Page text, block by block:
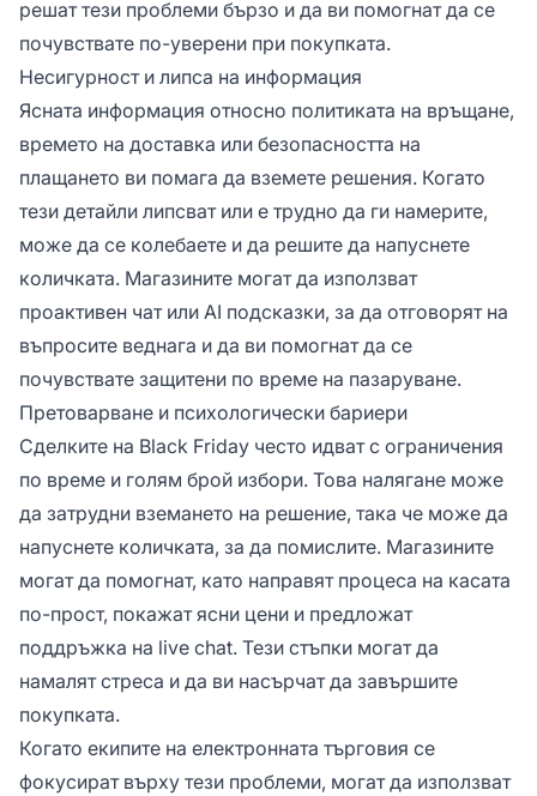
решат тези проблеми бързо и да ви помогнат да се
почувствате по-уверени при покупката.
Несигурност и липса на информация
Ясната информация относно политиката на връщане,
времето на доставка или безопасността на
плащането ви помага да вземете решения. Когато
тези детайли липсват или е трудно да ги намерите,
може да се колебаете и да решите да напуснете
количката. Магазините могат да използват
проактивен чат или AI подсказки, за да отговорят на
въпросите веднага и да ви помогнат да се
почувствате защитени по време на пазаруване.
Претоварване и психологически бариери
Сделките на Black Friday често идват с ограничения
по време и голям брой избори. Това налягане може
да затрудни вземането на решение, така че може да
напуснете количката, за да помислите. Магазините
могат да помогнат, като направят процеса на касата
по-прост, покажат ясни цени и предложат
поддръжка на live chat. Тези стъпки могат да
намалят стреса и да ви насърчат да завършите
покупката.
Когато екипите на електронната търговия се
фокусират върху тези проблеми, могат да използват